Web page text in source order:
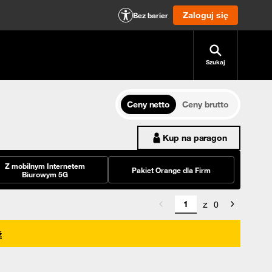
Bez barier Zaloguj się
Szukaj
Ceny netto
Ceny brutto
Kup na paragon
Z mobilnym Internetem
Biurowym 5G
Pakiet Orange dla Firm
z 0